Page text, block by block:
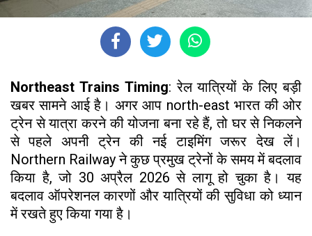
Northeast Trains Timing: रेल यात्रियों के लिए बड़ी
खबर सामने आई है। अगर आप north-east भारत की ओर
ट्रेन से यात्रा करने की योजना बना रहे हैं, तो घर से निकलने
से पहले अपनी ट्रेन की नई टाइमिंग जरूर देख लें।
Northern Railway ने कुछ प्रमुख ट्रेनों के समय में बदलाव
किया है, जो 30 अप्रैल 2026 से लागू हो चुका है। यह
बदलाव ऑपरेशनल कारणों और यात्रियों की सुविधा को ध्यान
में रखते हुए किया गया है।